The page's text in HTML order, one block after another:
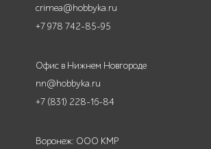
crimea@hobbyka.ru
+7 978 742-85-95
Офис в Нижнем Новгороде
nn@hobbyka.ru
+7 (831) 228-16-84
Воронеж: ООО КМР